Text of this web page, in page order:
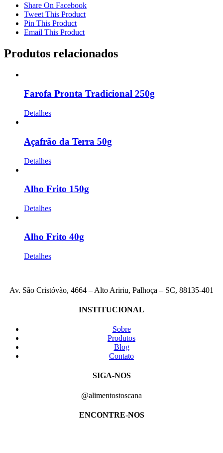
Share On Facebook
Tweet This Product
Pin This Product
Email This Product
Produtos relacionados
Farofa Pronta Tradicional 250g
Detalhes
Açafrão da Terra 50g
Detalhes
Alho Frito 150g
Detalhes
Alho Frito 40g
Detalhes
Av. São Cristóvão, 4664 – Alto Aririu, Palhoça – SC, 88135-401
INSTITUCIONAL
Sobre
Produtos
Blog
Contato
SIGA-NOS
@alimentostoscana
ENCONTRE-NOS